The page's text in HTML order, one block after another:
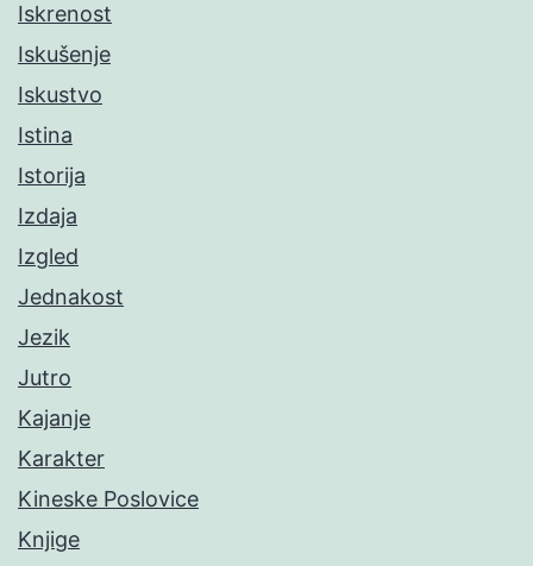
Iskrenost
Iskušenje
Iskustvo
Istina
Istorija
Izdaja
Izgled
Jednakost
Jezik
Jutro
Kajanje
Karakter
Kineske Poslovice
Knjige